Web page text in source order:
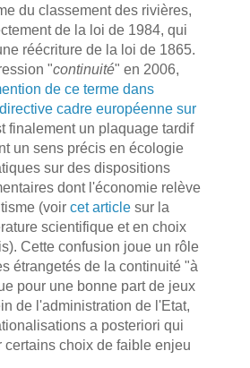
du classement des rivières,
de la loi de 1984, qui
réécriture de la loi de 1865.
"continuité" en 2006,
de ce terme dans
cadre européenne sur
finalement un plaquage tardif
un sens précis en écologie
sur des dispositions
dont l'économie relève
(voir cet article sur la
scientifique et en choix
Cette confusion joue un rôle
étrangetés de la continuité "à
pour une bonne part de jeux
de l'administration de l'Etat,
a posteriori qui
certains choix de faible enjeu